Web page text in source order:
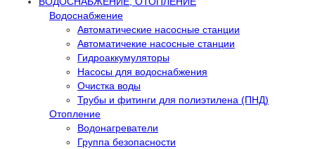
Водоснабжение
Автоматичеcкие насосные станции
Автоматичекие насосные станции
Гидроаккумуляторы
Насосы для водоснабжения
Очистка воды
Трубы и фитинги для полиэтилена (ПНД)
Отопление
Водонагреватели
Группа безопасности